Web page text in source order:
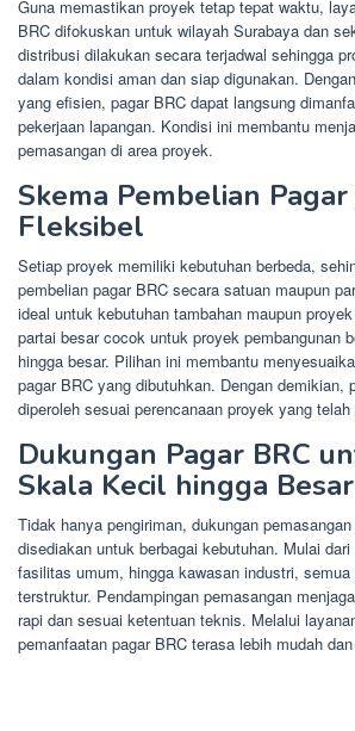
Guna memastikan proyek tetap tepat waktu,
BRC difokuskan untuk wilayah Surabaya dan
distribusi dilakukan secara terjadwal sehingga
dalam kondisi aman dan siap digunakan.
yang efisien, pagar BRC dapat langsung
pekerjaan lapangan. Kondisi ini membantu
pemasangan di area proyek.
Skema Pembelian Pagar
Fleksibel
Setiap proyek memiliki kebutuhan berbeda,
pembelian pagar BRC secara satuan maupun
ideal untuk kebutuhan tambahan maupun
partai besar cocok untuk proyek pembangunan
hingga besar. Pilihan ini membantu
pagar BRC yang dibutuhkan. Dengan demikian,
diperoleh sesuai perencanaan proyek yang
Dukungan Pagar BRC
Skala Kecil hingga Besar
Tidak hanya pengiriman, dukungan
disediakan untuk berbagai kebutuhan. Mulai dari
fasilitas umum, hingga kawasan industri,
terstruktur. Pendampingan pemasangan
rapi dan sesuai ketentuan teknis. Melalui
pemanfaatan pagar BRC terasa lebih mudah